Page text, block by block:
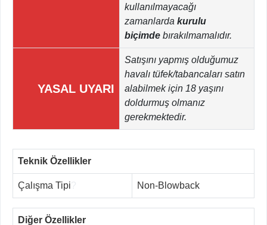
kullanılmayacağı
zamanlarda kurulu
biçimde bırakılmamalıdır.
YASAL UYARI
Satışını yapmış olduğumuz
havalı tüfek/tabancaları satın
alabilmek için 18 yaşını
doldurmuş olmanız
gerekmektedir.
Teknik Özellikler
Çalışma Tipi Non-Blowback
Diğer Özellikler